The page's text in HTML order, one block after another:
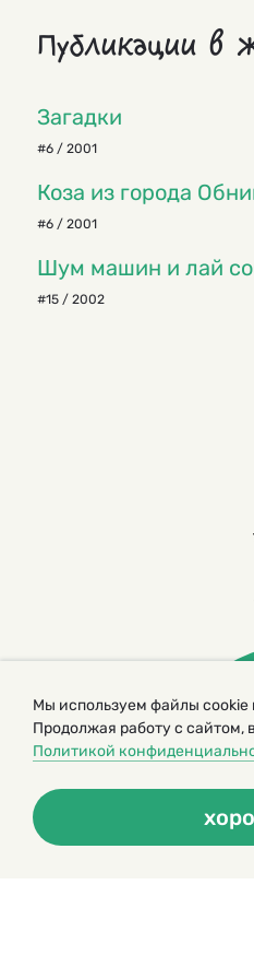
Публикации в
Загадки
#6 / 2001
Коза из города
#6 / 2001
Шум машин и лай
#15 / 2002
© 2000 – 2026. Кукумбер.
Копирование материалов возможно
сайта
Политика конфиденциальности
Мы используем файлы
Продолжая работу с сайтом,
Политикой